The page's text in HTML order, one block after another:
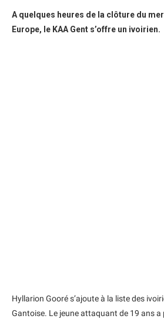
A quelques heures de la clôture du
Europe, le KAA Gent s’offre un ivoirien.
Hyllarion Gooré s’ajoute à la liste des
Gantoise. Le jeune attaquant de 19 ans